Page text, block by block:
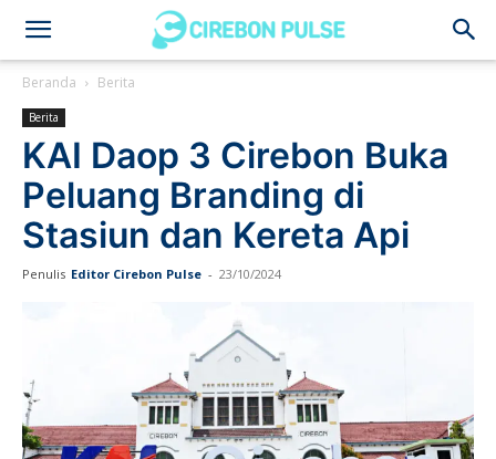
Cirebon
Pulse
Beranda Berita
Berita
KAI Daop 3 Cirebon Buka
Peluang Branding di
Stasiun dan Kereta Api
Penulis Editor Cirebon Pulse - 23/10/2024